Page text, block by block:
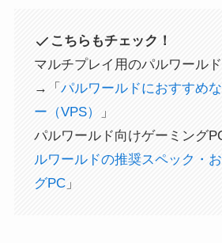
こちらもチェック！
マルチプレイ用のパルワール
→「パルワールドにおすすめ
ー（VPS）
」
パルワールド向けゲーミング
ルワールドの推奨スペック・
グPC 」